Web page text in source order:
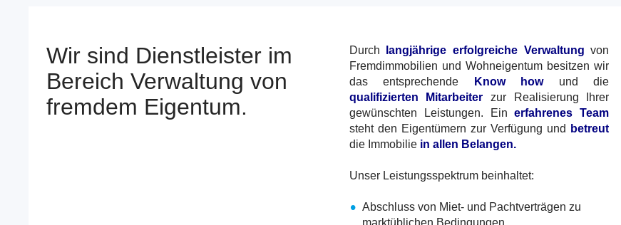
Wir sind Dienstleister im
Bereich Verwaltung von
fremdem Eigentum.
Durch langjährige erfolgreiche Verwaltung von
Fremdimmobilien und Wohneigentum besitzen wir
das entsprechende
Know how
und die
qualifizierten
Mitarbeiter zur Realisierung Ihrer
gewünschten Leistungen. Einerfahrenes Team
steht den Eigentümern zur Verfügung und
betreut
die Immobiliein allen Belangen.
Unser Leistungsspektrum beinhaltet:
Abschluss von Miet- und Pachtverträgen zu
marktüblichen Bedingungen